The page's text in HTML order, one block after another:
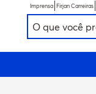
Imprensa Firjan Carreiras